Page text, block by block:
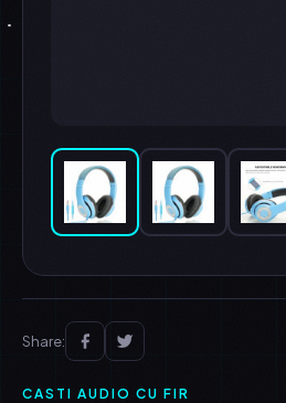
Share:
CASTI AUDIO CU FIR